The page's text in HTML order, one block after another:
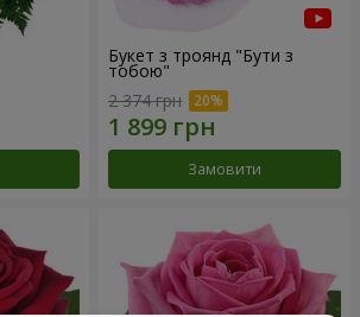
Букет з троянд "Бути з
тобою"
2 374 грн
Замовити